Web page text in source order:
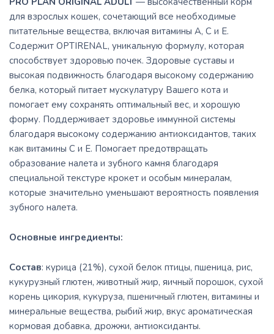
для взрослых кошек, сочетающий все необходимые
питательные вещества, включая витамины А, С и Е.
Содержит OPTIRENAL, уникальную формулу, которая
способствует здоровью почек. Здоровые суставы и
высокая подвижность благодаря высокому содержанию
белка, который питает мускулатуру Вашего кота и
помогает ему сохранять оптимальный вес, и хорошую
форму. Поддерживает здоровье иммунной системы
благодаря высокому содержанию антиоксидантов, таких
как витамины С и Е. Помогает предотвращать
образование налета и зубного камня благодаря
специальной текстуре крокет и особым минералам,
которые значительно уменьшают вероятность появления
зубного налета.
Основные ингредиенты:
Cостав: курица (21%), сухой белок птицы, пшеница, рис,
кукурузный глютен, животный жир, яичный порошок, сухой
корень цикория, кукуруза, пшеничный глютен, витамины и
минеральные вещества, рыбий жир, вкус ароматическая
кормовая добавка, дрожжи, антиоксиданты.